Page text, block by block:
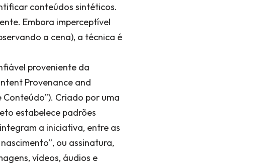
conteúdos sintéticos.
Embora imperceptível
a cena), a técnica é
proveniente da
Provenance and
Criado por uma
estabelece padrões
a iniciativa, entre as
ou assinatura,
vídeos, áudios e